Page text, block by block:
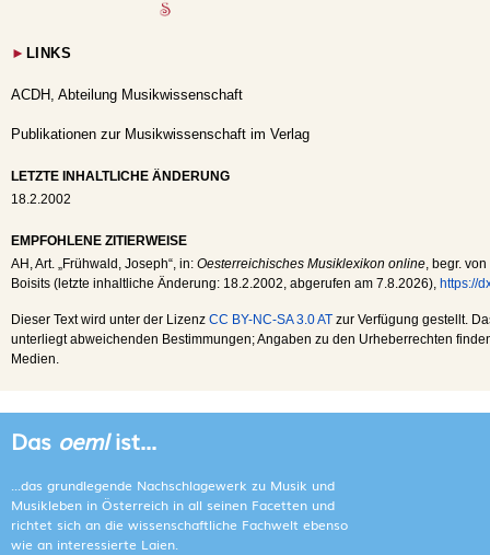
► LINKS
ACDH, Abteilung Musikwissenschaft
Publikationen zur Musikwissenschaft im Verlag
LETZTE INHALTLICHE ÄNDERUNG
18.2.2002
EMPFOHLENE ZITIERWEISE
AH , Art. „Frühwald, Joseph“, in: Oesterreichisches Musiklexikon online , begr.
Boisits (letzte inhaltliche Änderung: 18.2.2002 , abgerufen am 7.8.2026), https://
Dieser Text wird unter der Lizenz CC BY-NC-SA 3.0 AT zur Verfügung gestellt.
unterliegt abweichenden Bestimmungen; Angaben zu den Urheberrechten
Medien.
Das oemlist...
...das grundlegende Nachschlagewerk zu Musik und
Musikleben in Österreich in all seinen Facetten und
richtet sich an die wissenschaftliche Fachwelt ebenso
wie an interessierte Laien.